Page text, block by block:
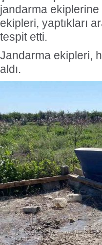
jandarma
ekipleri, yaptıkları
tespit etti.
Jandarma ekipleri,
aldı.